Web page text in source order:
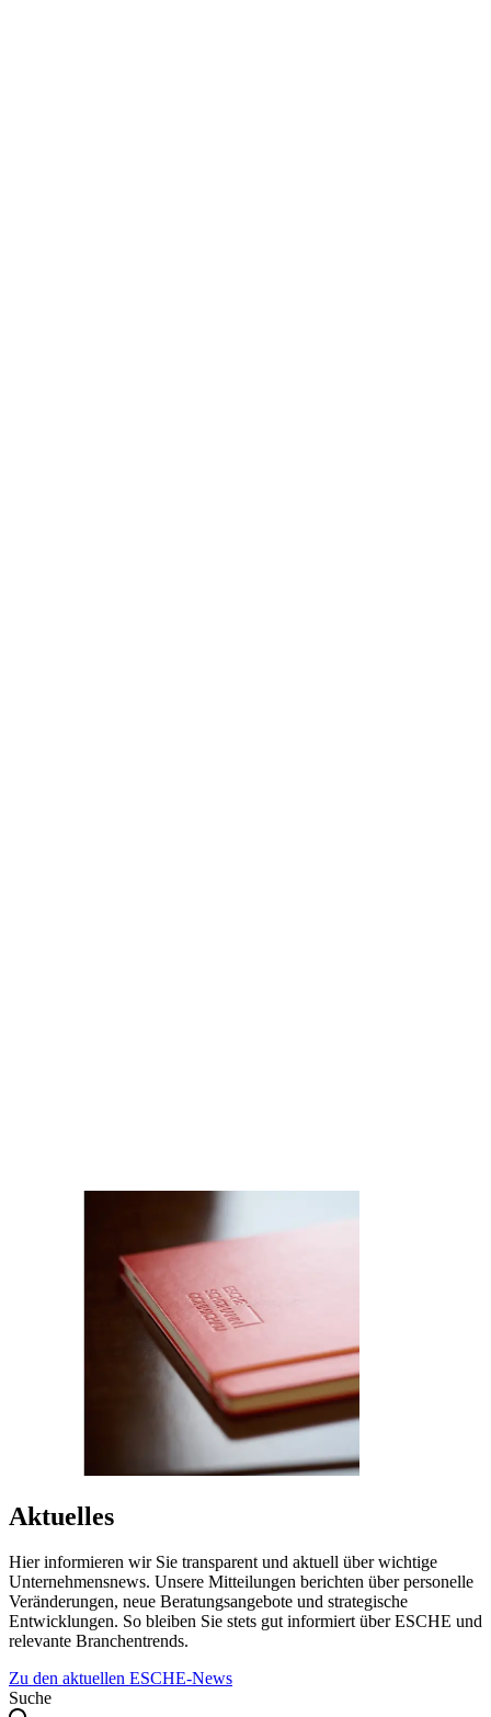
Aktuelles
Hier informieren wir Sie transparent und aktuell über wichtige
Unternehmensnews. Unsere Mitteilungen berichten über personelle
Veränderungen, neue Beratungsangebote und strategische
Entwicklungen. So bleiben Sie stets gut informiert über ESCHE und
relevante Branchentrends.
Zu den aktuellen ESCHE-News
Suche